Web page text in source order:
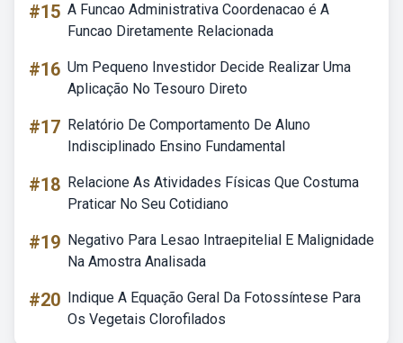
#15 A Funcao Administrativa Coordenacao é A
Funcao Diretamente Relacionada
#16 Um Pequeno Investidor Decide Realizar Uma
Aplicação No Tesouro Direto
#17 Relatório De Comportamento De Aluno
Indisciplinado Ensino Fundamental
#18 Relacione As Atividades Físicas Que Costuma
Praticar No Seu Cotidiano
#19 Negativo Para Lesao Intraepitelial E Malignidade
Na Amostra Analisada
#20 Indique A Equação Geral Da Fotossíntese Para
Os Vegetais Clorofilados